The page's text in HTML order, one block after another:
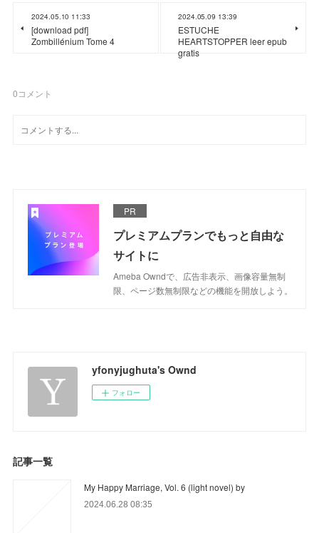
2024.05.10 11:33
[download pdf]
Zombillénium Tome 4
2024.05.09 13:39
ESTUCHE
HEARTSTOPPER leer epub
gratis
0コメント
PR
プレミアムプランでもっと自由な
サイトに
Ameba Owndで、広告非表示、画像容量無制
限、ページ数無制限などの機能を開放しよう。
yfonyjughuta's Ownd
フォロー
記事一覧
My Happy Marriage, Vol. 6 (light novel) by
2024.06.28 08:35